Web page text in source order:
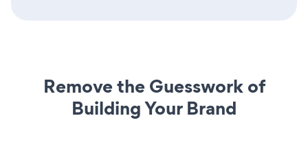
Remove the Guesswork of
Building Your Brand